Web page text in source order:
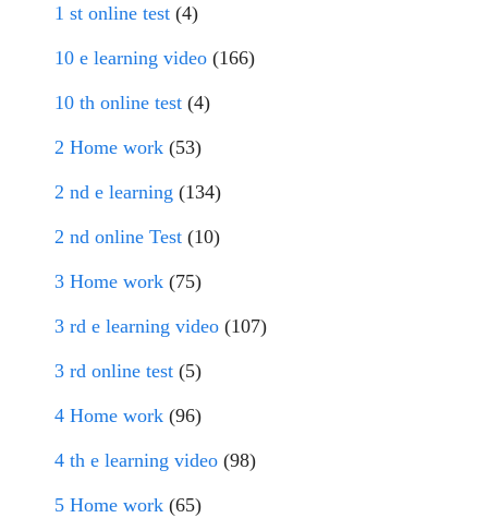
1 st online test (4)
10 e learning video (166)
10 th online test (4)
2 Home work (53)
2 nd e learning (134)
2 nd online Test (10)
3 Home work (75)
3 rd e learning video (107)
3 rd online test (5)
4 Home work (96)
4 th e learning video (98)
5 Home work (65)